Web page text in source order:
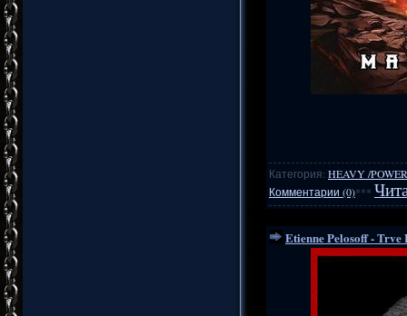
Категория: HEAVY /
Комментарии (0)***
Etienne Pelosoff -